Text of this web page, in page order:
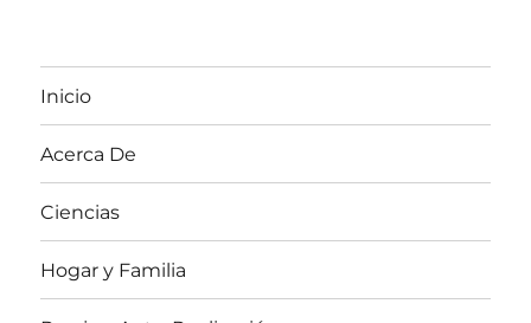
Inicio
Acerca De
Ciencias
Hogar y Familia